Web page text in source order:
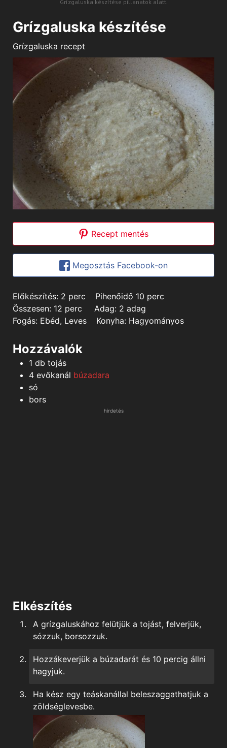
Grízgaluska készítése pillanatok alatt.
Grízgaluska készítése
Grízgaluska recept
Recept mentés
Megosztás Facebook-on
Előkészítés: 2minutes
perc Pihenőidő 10 minutes
perc
Összesen: 12minutes
perc Adag: 2 adag
Fogás: Ebéd, Leves Konyha: Hagyományos
Hozzávalók
1 db tojás
4 evőkanál búzadara
só
bors
hirdetés
Elkészítés
A grízgaluskához felütjük a tojást, felverjük,
sózzuk, borsozzuk.
Hozzákeverjük a búzadarát és 10 percig állni
hagyjuk.
Ha kész egy teáskanállal beleszaggathatjuk a
zöldséglevesbe.